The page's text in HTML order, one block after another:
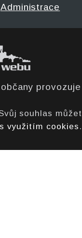
Administrace
souhlas
využitím cookies .